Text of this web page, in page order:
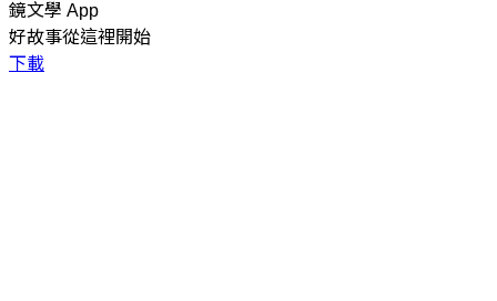
鏡文學 App
好故事從這裡開始
下載